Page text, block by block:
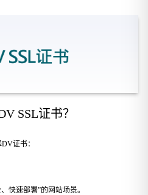
SSL证书？
证书：
快速部署”的网站场景。